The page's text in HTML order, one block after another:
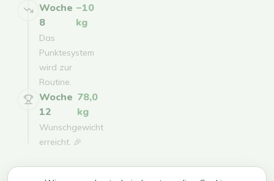
Woche
8
−10
kg
Das
Punktesystem
wird zur
Routine.
Woche
12
78,0
kg
Wunschgewicht
erreicht. 🎉